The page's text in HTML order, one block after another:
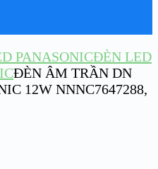
PANASONICĐÈN LED
ĐÈN ÂM TRẦN DN
12W NNNC7647288,